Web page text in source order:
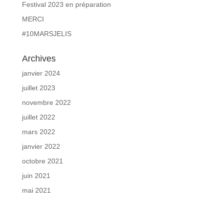
Festival 2023 en préparation
MERCI
#10MARSJELIS
Archives
janvier 2024
juillet 2023
novembre 2022
juillet 2022
mars 2022
janvier 2022
octobre 2021
juin 2021
mai 2021